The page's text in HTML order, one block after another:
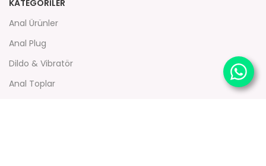
KATEGORİLER
Anal Ürünler
Anal Plug
Dildo & Vibratör
Anal Toplar